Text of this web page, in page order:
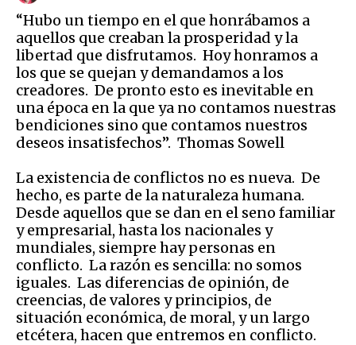
“Hubo un tiempo en el que honrábamos a
aquellos que creaban la prosperidad y la
libertad que disfrutamos. Hoy honramos a
los que se quejan y demandamos a los
creadores. De pronto esto es inevitable en
una época en la que ya no contamos nuestras
bendiciones sino que contamos nuestros
deseos insatisfechos”. Thomas Sowell
La existencia de conflictos no es nueva. De
hecho, es parte de la naturaleza humana.
Desde aquellos que se dan en el seno familiar
y empresarial, hasta los nacionales y
mundiales, siempre hay personas en
conflicto. La razón es sencilla: no somos
iguales. Las diferencias de opinión, de
creencias, de valores y principios, de
situación económica, de moral, y un largo
etcétera, hacen que entremos en conflicto.